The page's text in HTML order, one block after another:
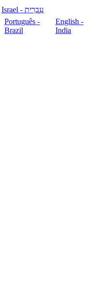
עִבְרִית - Israel
Português -
Brazil
English -
India